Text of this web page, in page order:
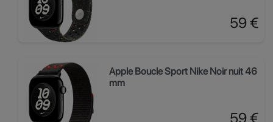
Prix
59 €
Apple Boucle Sport Nike Noir nuit 46
mm
Prix
59 €